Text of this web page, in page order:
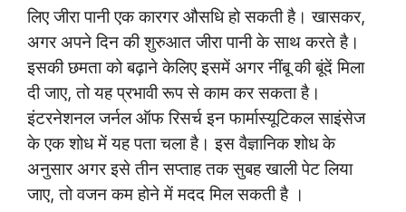
लिए जीरा पानी एक कारगर औसधि हो सकती है। खासकर,
अगर अपने दिन की शुरुआत जीरा पानी के साथ करते है।
इसकी छमता को बढ़ाने केलिए इसमें अगर नींबू की बूंदें मिला
दी जाए, तो यह प्रभावी रूप से काम कर सकता है।
इंटरनेशनल जर्नल ऑफ रिसर्च इन फार्मास्यूटिकल साइंसेज
के एक शोध में यह पता चला है। इस वैज्ञानिक शोध के
अनुसार अगर इसे तीन सप्ताह तक सुबह खाली पेट लिया
जाए, तो वजन कम होने में मदद मिल सकती है ।